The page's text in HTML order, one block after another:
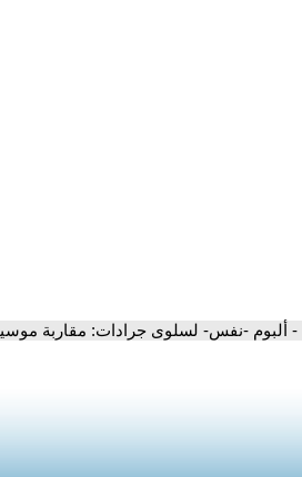
- ألبوم -نفس- لسلوى جرادات: مقاربة